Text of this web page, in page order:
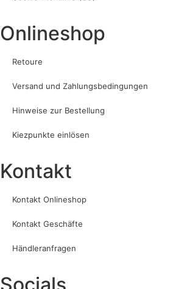
Onlineshop
Retoure
Versand und Zahlungsbedingungen
Hinweise zur Bestellung
Kiezpunkte einlösen
Kontakt​
Kontakt Onlineshop
Kontakt Geschäfte
Händleranfragen